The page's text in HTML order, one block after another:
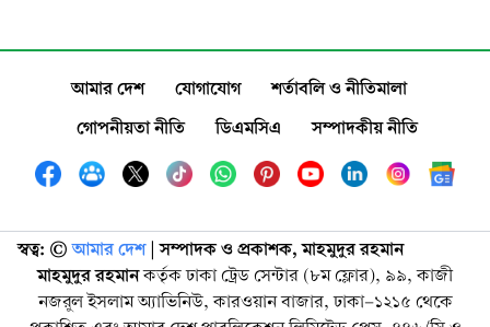
আমার দেশ যোগাযোগ
শর্তাবলি ও নীতিমালা
গোপনীয়তা নীতি
ডিএমসিএ সম্পাদকীয় নীতি
স্বত্ব: ©️ আমার দেশ| সম্পাদক ও প্রকাশক, মাহমুদুর রহমান
মাহমুদুর রহমানকর্তৃক ঢাকা ট্রেড সেন্টার (৮ম ফ্লোর), ৯৯, কাজী
নজরুল ইসলাম অ্যাভিনিউ, কারওয়ান বাজার, ঢাকা-১২১৫ থেকে